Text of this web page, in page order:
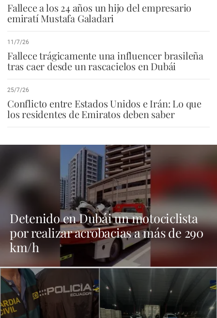
Fallece a los 24 años un hijo del empresario
emiratí Mustafa Galadari
11/7/26
Fallece trágicamente una influencer brasileña
tras caer desde un rascacielos en Dubái
25/7/26
Conflicto entre Estados Unidos e Irán: Lo que
los residentes de Emiratos deben saber
Detenido en Dubái un motociclista
por realizar acrobacias a más de 290
km/h